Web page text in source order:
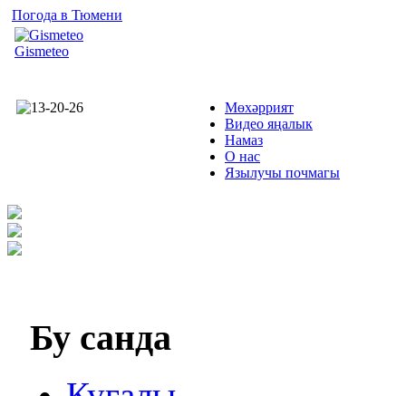
Погода в Тюмени
Gismeteo
Мөхәррият
Видео яңалык
Намаз
О нас
Язылучы почмагы
Бу санда